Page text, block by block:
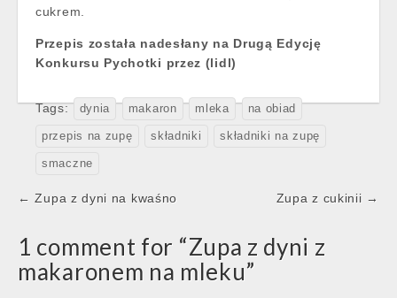
cukrem.
Przepis została nadesłany na Drugą Edycję
Konkursu Pychotki przez (lidl)
Tags: dynia makaron mleka na obiad
przepis na zupę składniki składniki na zupę
smaczne
Post
← Zupa z dyni na kwaśno Zupa z cukinii →
1 comment for “Zupa z dyni z
makaronem na mleku”